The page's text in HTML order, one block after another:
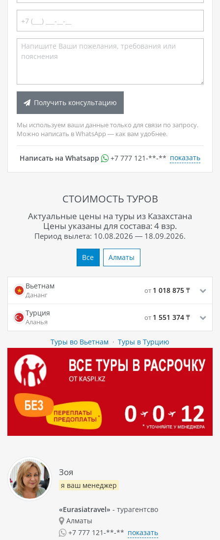
Получить консультацию
Мы используем ваши данные только для связи по запросу.
Можно написать в WhatsApp — как вам удобнее.
Написать на Whatsapp +7 777 121-**-** показать
СТОИМОСТЬ ТУРОВ
Актуальные цены на туры из Казахстана
Цены указаны для состава: 4 взр.
Период вылета: 10.08.2026 — 18.09.2026.
Все Алматы
Вьетнам
Дананг
от 1 018 875 ₸
Турция
Аланья
от 1 551 374 ₸
Туры во Вьетнам · Туры в Турцию
Зоя
я ваш менеджер
«Eurasiatravel» - турагентсво
Алматы
+7 777 121-**-** показать